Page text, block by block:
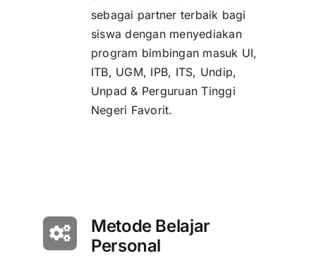
sebagai partner terbaik bagi
siswa dengan menyediakan
program bimbingan masuk UI,
ITB, UGM, IPB, ITS, Undip,
Unpad & Perguruan Tinggi
Negeri Favorit.
Metode Belajar
Personal